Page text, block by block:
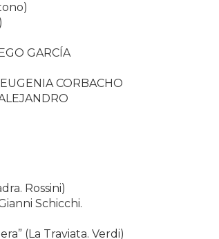
GARCÍA
CORBACHO
Rossini)
Schicchi.
(La Traviata. Verdi)